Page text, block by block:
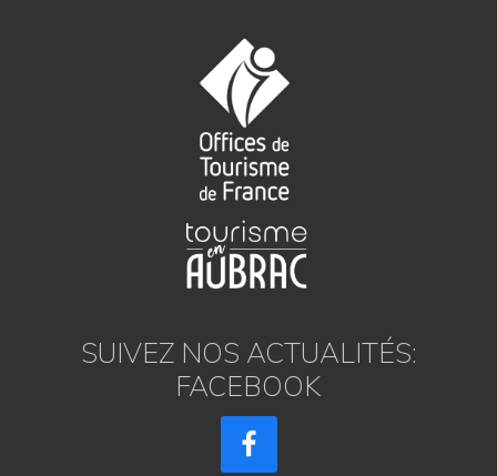
SUIVEZ NOS ACTUALITÉS:
FACEBOOK